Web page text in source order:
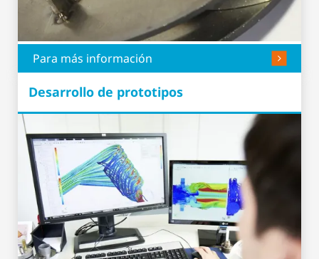
Para más información
Desarrollo de prototipos